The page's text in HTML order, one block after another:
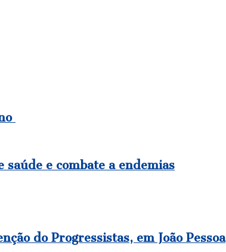
e combate a endemias
do Progressistas, em João Pessoa